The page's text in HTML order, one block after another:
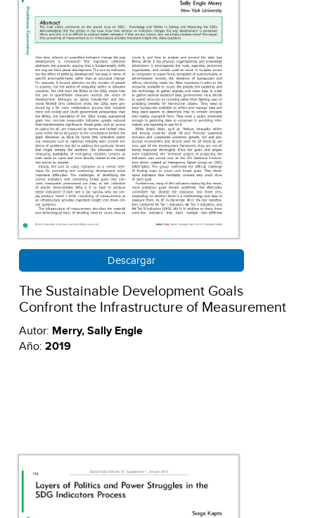
Descargar
The Sustainable Development Goals
Confront the Infrastructure of Measurement
Autor: Merry, Sally Engle
Año: 2019